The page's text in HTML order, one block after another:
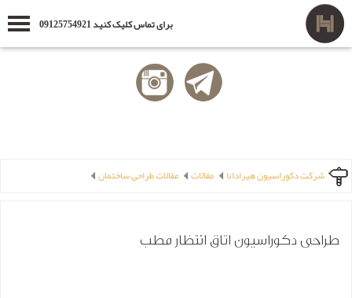
برای تماس کلیک کنید 09125754921
شرکت دکوراسیون هیرادانا مقالات مقالات طراحی ساختمان
طراحی دکوراسیون اتاق انتظار مطب